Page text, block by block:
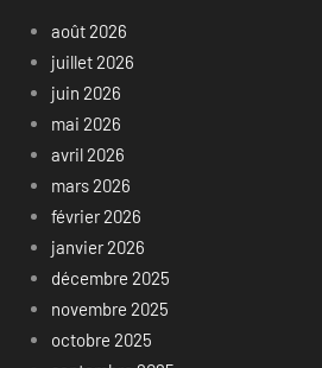
août 2026
juillet 2026
juin 2026
mai 2026
avril 2026
mars 2026
février 2026
janvier 2026
décembre 2025
novembre 2025
octobre 2025